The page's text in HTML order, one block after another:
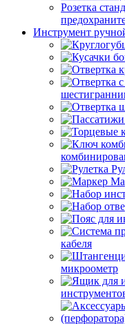
Розетка
Инструмент
кабеля
микроометр